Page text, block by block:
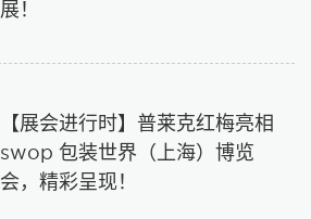
展！
【展会进行时】普莱克红梅亮相
swop 包装世界（上海）博览
会，精彩呈现！